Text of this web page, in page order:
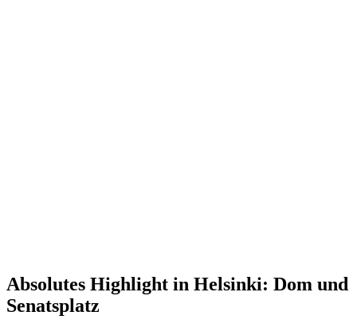
Absolutes Highlight in Helsinki: Dom und
Senatsplatz